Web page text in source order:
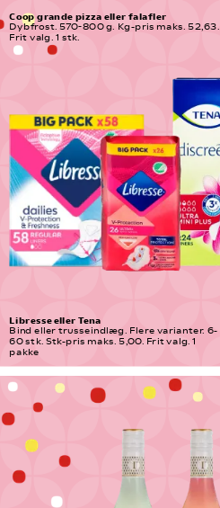
Coop grande pizza eller falafler
Dybfrost. 570-800 g. Kg-pris maks. 52,63.
Frit valg. 1 stk.
Libresse eller Tena
Bind eller trusseindlæg. Flere varianter. 6-
60 stk. Stk-pris maks. 5,00. Frit valg. 1
pakke